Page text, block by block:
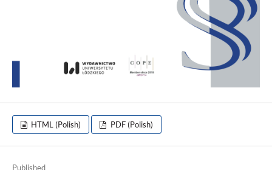
HTML (Polish) PDF (Polish)
Published